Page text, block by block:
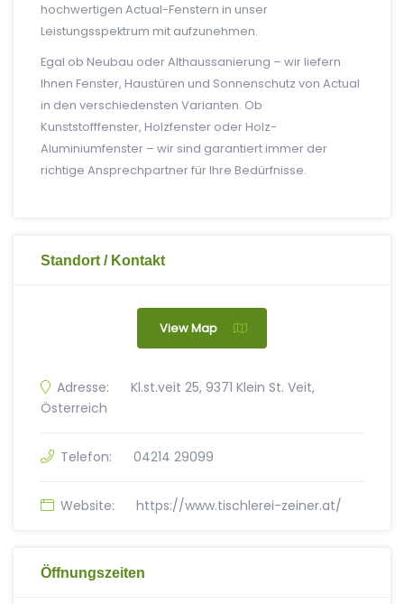
hochwertigen Actual-Fenstern in unser
Leistungsspektrum mit aufzunehmen.
Egal ob Neubau oder Althaussanierung – wir liefern
Ihnen Fenster, Haustüren und Sonnenschutz von Actual
in den verschiedensten Varianten. Ob
Kunststofffenster, Holzfenster oder Holz-
Aluminiumfenster – wir sind garantiert immer der
richtige Ansprechpartner für Ihre Bedürfnisse.
Standort / Kontakt
View Map
Adresse:
Kl.st.veit 25, 9371 Klein St. Veit,
Österreich
Telefon: 04214 29099
Website: https://www.tischlerei-zeiner.at/
Öffnungszeiten